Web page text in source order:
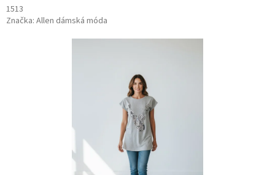
1513
Značka: Allen dámská móda